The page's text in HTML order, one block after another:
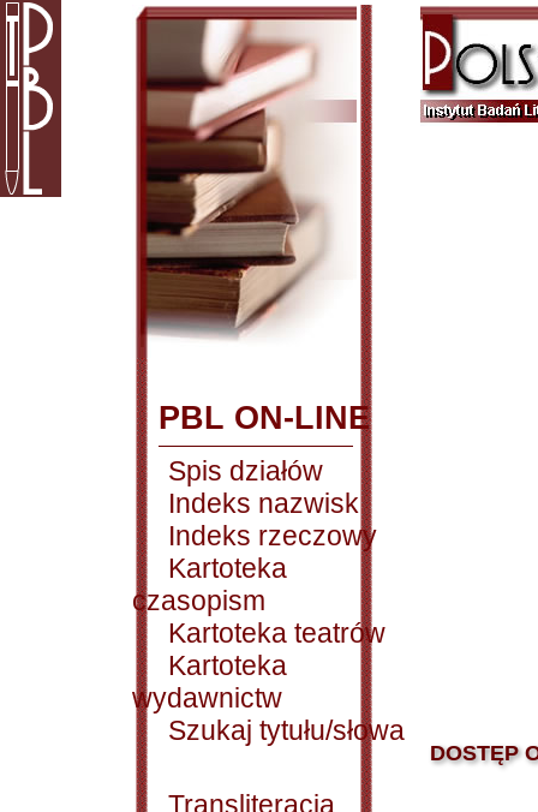
PBL ON-LINE
Spis działów
Indeks nazwisk
Indeks rzeczowy
Kartoteka
czasopism
Kartoteka teatrów
Kartoteka
wydawnictw
Szukaj tytułu/słowa
Transliteracja
DOSTĘP